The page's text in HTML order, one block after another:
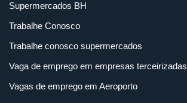
Supermercados BH
Trabalhe Conosco
Trabalhe conosco supermercados
Vaga de emprego em empresas terceirizadas
Vagas de emprego em Aeroporto